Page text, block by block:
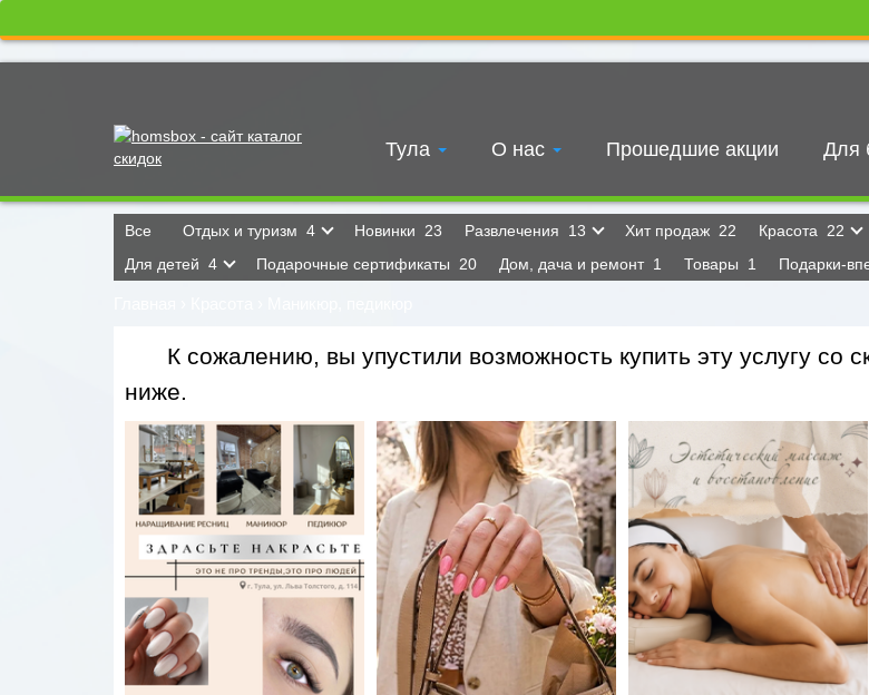
Тула О нас Прошедшие акции Для
Все Отдых и туризм 4 Новинки 23 Развлечения 13 Хит продаж 22 Красота 22
Для детей 4 Подарочные сертификаты 20 Дом, дача и ремонт 1 Товары 1 Подарки-
К сожалению, вы упустили возможность купить эту услугу со
ниже.